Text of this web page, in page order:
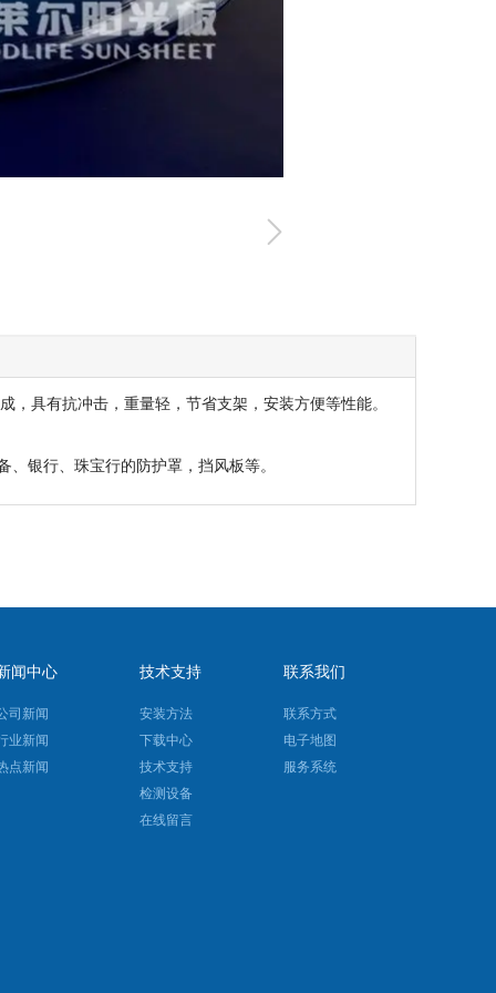
具有抗冲击，重量轻，节省支架，安装方便等性能。
银行、珠宝行的防护罩，挡风板等。
闻中心
司新闻
业新闻
点新闻
技术支持
安装方法
下载中心
技术支持
检测设备
在线留言
联系我们
联系方式
电子地图
服务系统